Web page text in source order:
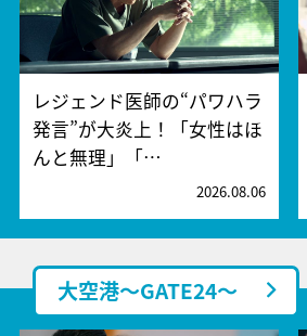
レジェンド医師の“パワハラ
発言”が大炎上！「女性はほ
んと無理」「…
2026.08.06
大空港～GATE24～